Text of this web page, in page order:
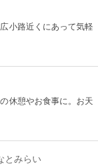
小路近くにあって気軽
休憩やお食事に。お天
とみらい